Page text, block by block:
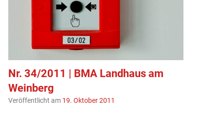
Nr. 34/2011 | BMA Landhaus am
Weinberg
Veröffentlicht am 19. Oktober 2011